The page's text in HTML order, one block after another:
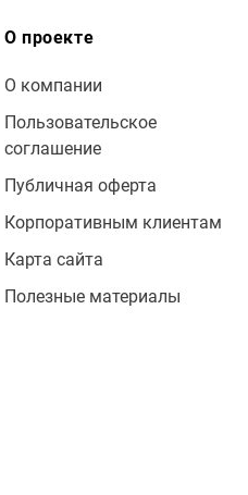
О проекте
О компании
Пользовательское
соглашение
Публичная оферта
Корпоративным клиентам
Карта сайта
Полезные материалы